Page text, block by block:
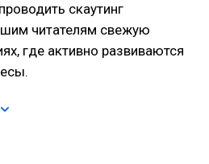
скаутинг
читателям свежую
где активно развиваются